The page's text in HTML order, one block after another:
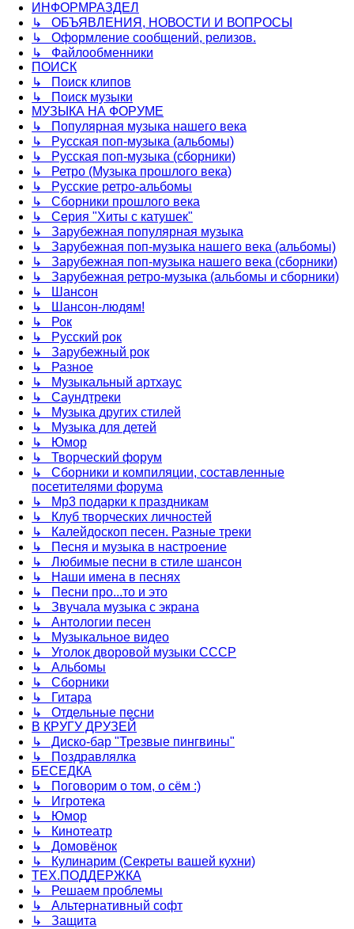
ИНФОРМРАЗДЕЛ
↳ ОБЪЯВЛЕНИЯ, НОВОСТИ И ВОПРОСЫ
↳ Оформление сообщений, релизов.
↳ Файлообменники
ПОИСК
↳ Поиск клипов
↳ Поиск музыки
МУЗЫКА НА ФОРУМЕ
↳ Популярная музыка нашего века
↳ Русская поп-музыка (альбомы)
↳ Русская поп-музыка (сборники)
↳ Ретро (Музыка прошлого века)
↳ Русские ретро-альбомы
↳ Сборники прошлого века
↳ Серия "Хиты с катушек"
↳ Зарубежная популярная музыка
↳ Зарубежная поп-музыка нашего века (альбомы)
↳ Зарубежная поп-музыка нашего века (сборники)
↳ Зарубежная ретро-музыка (альбомы и сборники)
↳ Шансон
↳ Шансон-людям!
↳ Рок
↳ Русский рок
↳ Зарубежный рок
↳ Разное
↳ Музыкальный артхаус
↳ Саундтреки
↳ Музыка других стилей
↳ Музыка для детей
↳ Юмор
↳ Творческий форум
↳ Сборники и компиляции, составленные
посетителями форума
↳ Mp3 подарки к праздникам
↳ Клуб творческих личностей
↳ Калейдоскоп песен. Разные треки
↳ Песня и музыка в настроение
↳ Любимые песни в стиле шансон
↳ Наши имена в песнях
↳ Песни про...то и это
↳ Звучала музыка с экрана
↳ Антологии песен
↳ Музыкальное видео
↳ Уголок дворовой музыки СССР
↳ Альбомы
↳ Сборники
↳ Гитара
↳ Отдельные песни
В КРУГУ ДРУЗЕЙ
↳ Диско-бар "Трезвые пингвины"
↳ Поздравлялка
БЕСЕДКА
↳ Поговорим о том, о сём :)
↳ Игротека
↳ Юмор
↳ Кинотеатр
↳ Домовёнок
↳ Кулинарим (Секреты вашей кухни)
ТЕХ.ПОДДЕРЖКА
↳ Решаем проблемы
↳ Альтернативный софт
↳ Защита